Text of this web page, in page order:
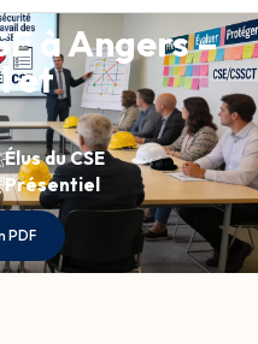
à Angers –
et
Élus du CSE
Présentiel
PDF